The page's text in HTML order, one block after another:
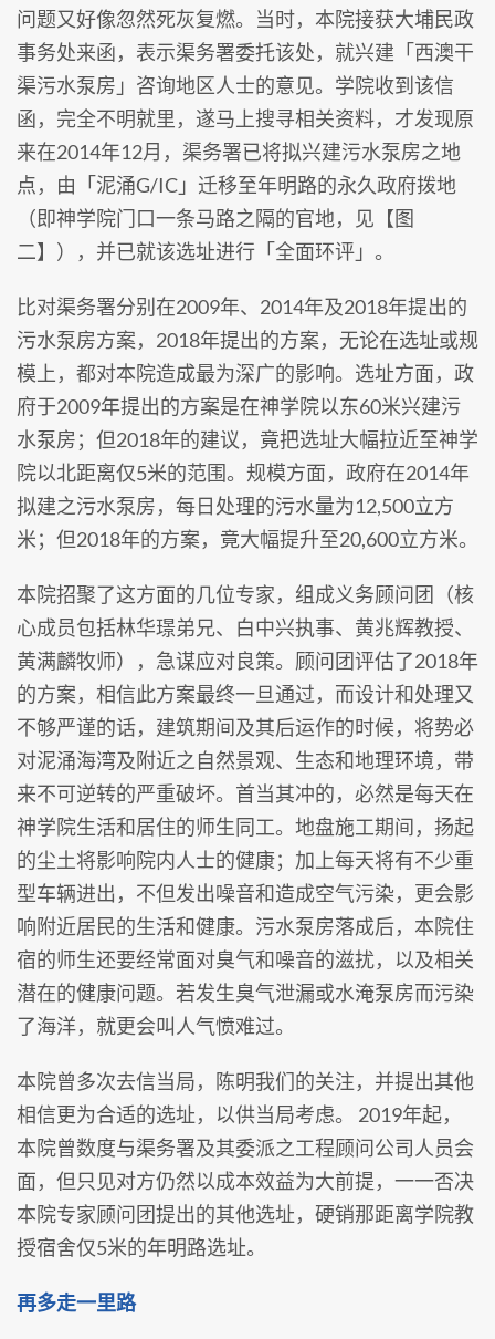
问题又好像忽然死灰复燃。当时，本院接获大埔民政
事务处来函，表示渠务署委托该处，就兴建「西澳干
渠污水泵房」咨询地区人士的意见。学院收到该信
函，完全不明就里，遂马上搜寻相关资料，才发现原
来在2014年12月，渠务署已将拟兴建污水泵房之地
点，由「泥涌G/IC」迁移至年明路的永久政府拨地
（即神学院门口一条马路之隔的官地，见【图
二】），并已就该选址进行「全面环评」。
比对渠务署分别在2009年、2014年及2018年提出的
污水泵房方案，2018年提出的方案，无论在选址或规
模上，都对本院造成最为深广的影响。选址方面，政
府于2009年提出的方案是在神学院以东60米兴建污
水泵房；但2018年的建议，竟把选址大幅拉近至神学
院以北距离仅5米的范围。规模方面，政府在2014年
拟建之污水泵房，每日处理的污水量为12,500立方
米；但2018年的方案，竟大幅提升至20,600立方米。
本院招聚了这方面的几位专家，组成义务顾问团（核
心成员包括林华璟弟兄、白中兴执事、黄兆辉教授、
黄满麟牧师），急谋应对良策。顾问团评估了2018年
的方案，相信此方案最终一旦通过，而设计和处理又
不够严谨的话，建筑期间及其后运作的时候，将势必
对泥涌海湾及附近之自然景观、生态和地理环境，带
来不可逆转的严重破坏。首当其冲的，必然是每天在
神学院生活和居住的师生同工。地盘施工期间，扬起
的尘土将影响院内人士的健康；加上每天将有不少重
型车辆进出，不但发出噪音和造成空气污染，更会影
响附近居民的生活和健康。污水泵房落成后，本院住
宿的师生还要经常面对臭气和噪音的滋扰，以及相关
潜在的健康问题。若发生臭气泄漏或水淹泵房而污染
了海洋，就更会叫人气愤难过。
本院曾多次去信当局，陈明我们的关注，并提出其他
相信更为合适的选址，以供当局考虑。 2019年起，
本院曾数度与渠务署及其委派之工程顾问公司人员会
面，但只见对方仍然以成本效益为大前提，一一否决
本院专家顾问团提出的其他选址，硬销那距离学院教
授宿舍仅5米的年明路选址。
再多走一里路